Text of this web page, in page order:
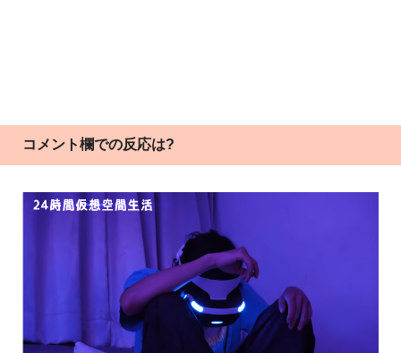
コメント欄での反応は?